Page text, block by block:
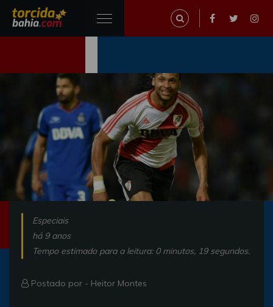
Especiais
há 9 anos
Tempo estimado para a leitura: 0 minutos, 19 segundos.
Postado por - Heitor Montes